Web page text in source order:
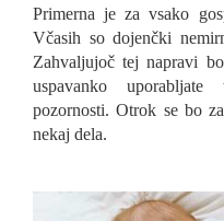
Primerna je za vsako
Včasih so dojenčki
Zahvaljujoč tej napravi
uspavanko
pozornosti. Otrok se bo
nekaj dela.